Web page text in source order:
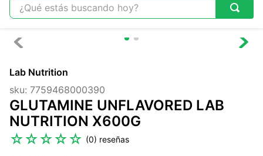
TÉRMINOS MÁS BUSCADOS
2.
citrato magnesio
3.
colageno
4 .
kefir
5 .
glicinato magnesio
Lab Nutrition
sku: 7759468000390
GLUTAMINE UNFLAVORED LAB
NUTRITION X600G
☆☆☆☆☆ (0)